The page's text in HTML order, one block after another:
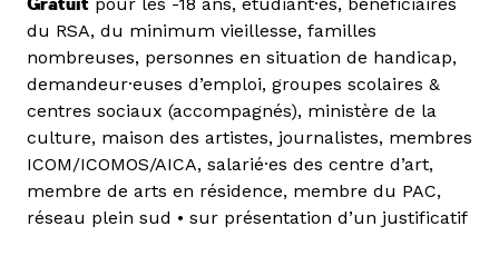
Gratuit
du RSA, du minimum vieillesse, familles
nombreuses, personnes en situation de handicap,
demandeur·euses d’emploi, groupes scolaires &
centres sociaux (accompagnés), ministère de la
culture, maison des artistes, journalistes, membres
ICOM/ICOMOS/AICA, salarié·es des centre d’art,
membre de arts en résidence, membre du PAC,
réseau plein sud • sur présentation d’un justificatif